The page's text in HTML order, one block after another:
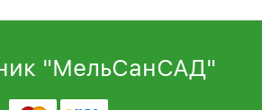
"МельСанСАД"